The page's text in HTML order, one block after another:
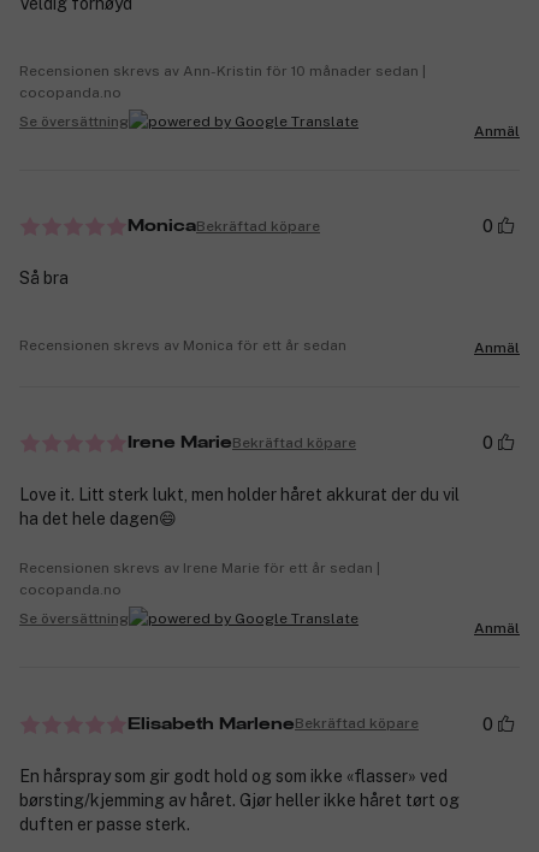
Recensionen skrevs av Ann-Kristin för 10 månader sedan |
cocopanda.no
Se översättning
Anmäl
MonicaBekräftad köpare 0
Så bra
Recensionen skrevs av Monica för ett år sedan Anmäl
Irene MarieBekräftad köpare 0
Love it. Litt sterk lukt, men holder håret akkurat der du vil
ha det hele dagen😄
Recensionen skrevs av Irene Marie för ett år sedan |
cocopanda.no
Se översättning
Anmäl
Elisabeth MarleneBekräftad köpare 0
En hårspray som gir godt hold og som ikke «flasser» ved
børsting/kjemming av håret. Gjør heller ikke håret tørt og
duften er passe sterk.